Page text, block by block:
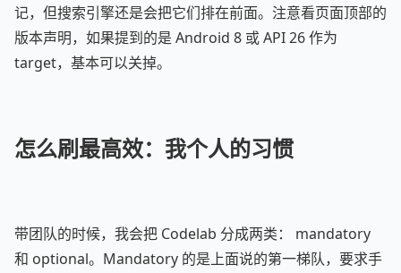
记，但搜索引擎还是会把它们排在前面。注意看页面顶部的
版本声明，如果提到的是 Android 8 或 API 26 作为
target，基本可以关掉。
怎么刷最高效：我个人的习惯
带团队的时候，我会把 Codelab 分成两类： mandatory
和 optional。Mandatory 的是上面说的第一梯队，要求手